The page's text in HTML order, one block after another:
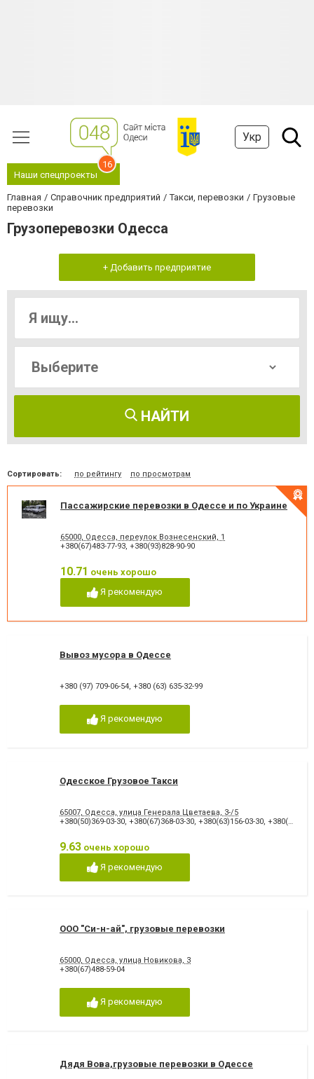
Укр
Наши спецпроекты
16
Главная Справочник предприятий Такси, перевозки
Грузовые
перевозки
Грузоперевозки Одесса
+ Добавить предприятие
НАЙТИ
Сортировать: по рейтингу по просмотрам
Пассажирские перевозки в Одессе и по Украине
65000, Одесса, переулок Вознесенский, 1
+380(67)483-77-93, +380(93)828-90-90
10.71 очень хорошо
Я рекомендую
Вывоз мусора в Одессе
+380 (97) 709-06-54, +380 (63) 635-32-99
Я рекомендую
Одесское Грузовое Такси
65007, Одесса, улица Генерала Цветаева, 3-/5
+380(50)369-03-30, +380(67)368-03-30, +380(63)156-03-30, +380(80)020-03-30
9.63 очень хорошо
Я рекомендую
ООО "Си-н-ай", грузовые перевозки
65000, Одесса, улица Новикова, 3
+380(67)488-59-04
Я рекомендую
Дядя Вова,грузовые перевозки в Одессе